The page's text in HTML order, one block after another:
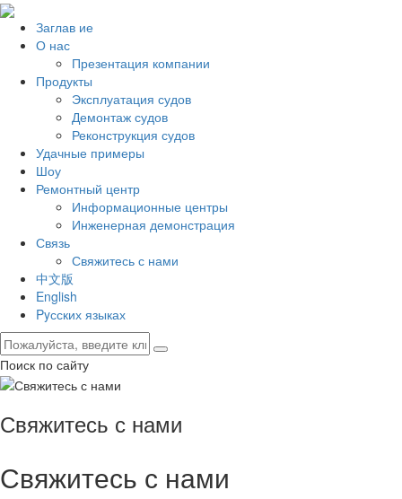
Заглав ие
О нас
Презентация компании
Продукты
Эксплуатация судов
Демонтаж судов
Реконструкция судов
Удачные примеры
Шоу
Ремонтный центр
Информационные центры
Инженерная демонстрация
Связь
Свяжитесь с нами
中文版
English
Pyсских языках
Поиск по сайту
Свяжитесь с нами
Свяжитесь с нами